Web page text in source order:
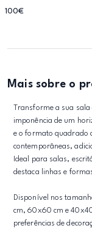
100€
Mais sobre o
Transforme a sua
imponência de um
e o formato quadrado
contemporâneas,
Ideal para salas,
destaca linhas e
Disponível nos
cm, 60x60 cm e
preferências de